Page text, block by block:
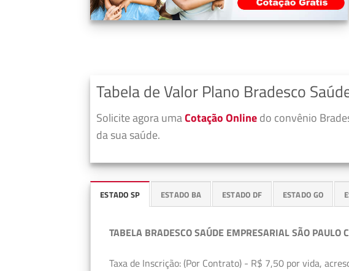
Tabela de Valor Plano Bradesco
Solicite agora umaCotação Onlinedo convênio
da sua saúde.
ESTADO SP ESTADO BA ESTADO DF ESTADO GO
TABELA BRADESCO SAÚDE EMPRESARIAL SÃO PAULO
Taxa de Inscrição: (Por Contrato) - R$ 7,50 por vida,